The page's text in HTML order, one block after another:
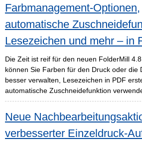
Farbmanagement-Optionen,
automatische
Lesezeichen und mehr – in
Die Zeit ist reif für den neuen FolderMill
können Sie Farben für den Druck oder die
besser verwalten, Lesezeichen in PDF
automatische Zuschneidefunktion
Neue
verbesserter Einzeldruck-